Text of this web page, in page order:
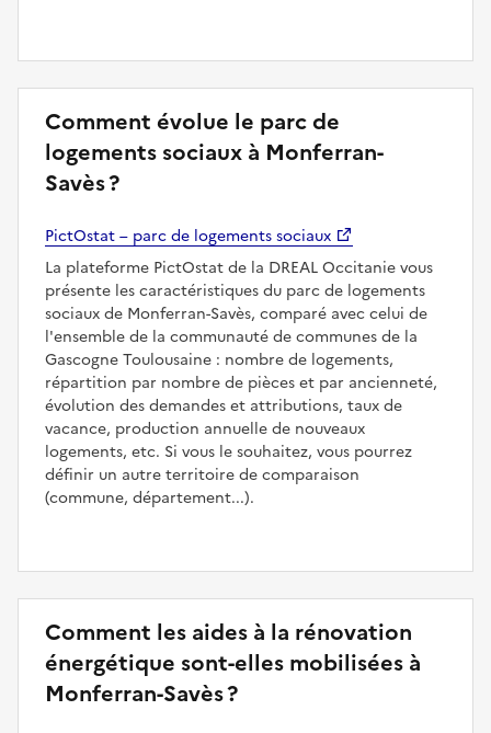
Comment évolue le parc de
logements sociaux à Monferran-
Savès ?
PictOstat – parc de logements sociaux
La plateforme PictOstat de la DREAL Occitanie vous
présente les caractéristiques du parc de logements
sociaux de Monferran-Savès, comparé avec celui de
l'ensemble de la communauté de communes de la
Gascogne Toulousaine : nombre de logements,
répartition par nombre de pièces et par ancienneté,
évolution des demandes et attributions, taux de
vacance, production annuelle de nouveaux
logements, etc. Si vous le souhaitez, vous pourrez
définir un autre territoire de comparaison
(commune, département...).
Comment les aides à la rénovation
énergétique sont-elles mobilisées à
Monferran-Savès ?